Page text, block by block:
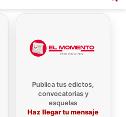
Publica tus edictos,
convocatorias y
esquelas
Haz llegar tu mensaje